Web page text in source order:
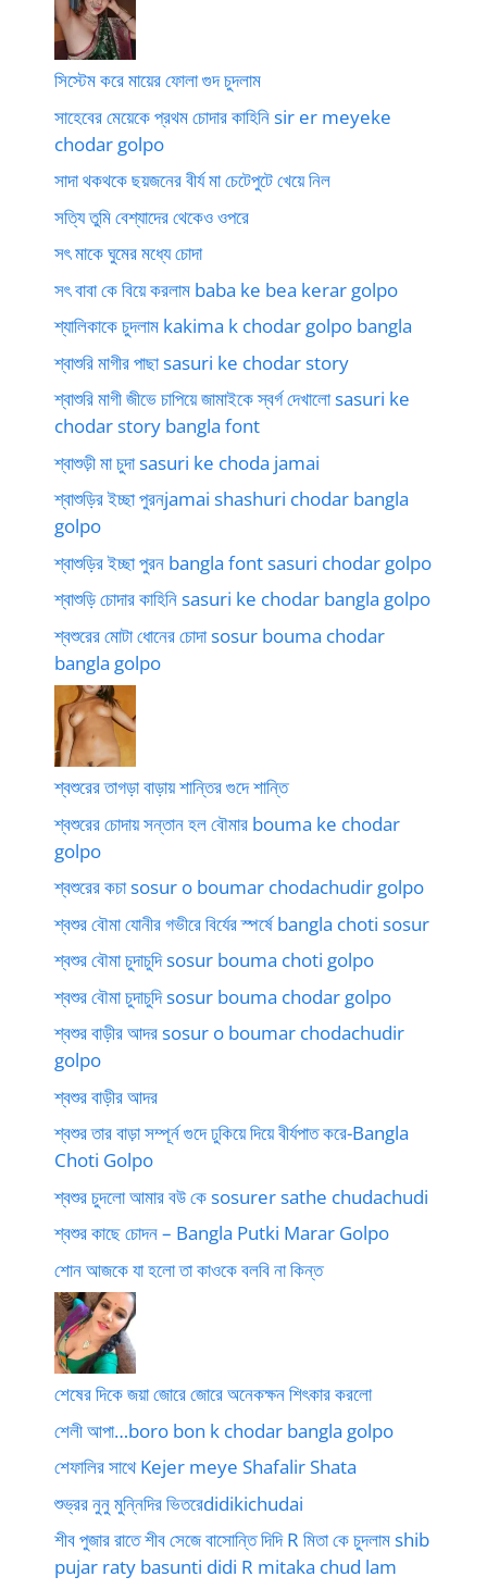
সিস্টেম করে মায়ের ফোলা গুদ চুদলাম
সাহেবের মেয়েকে প্রথম চোদার কাহিনি sir er meyeke
chodar golpo
সাদা থকথকে ছয়জনের বীর্য মা চেটেপুটে খেয়ে নিল
সত্যি তুমি বেশ্যাদের থেকেও ওপরে
সৎ মাকে ঘুমের মধ্যে চোদা
সৎ বাবা কে বিয়ে করলাম baba ke bea kerar golpo
শ্যালিকাকে চুদলাম kakima k chodar golpo bangla
শ্বাশুরি মাগীর পাছা sasuri ke chodar story
শ্বাশুরি মাগী জীভে চাপিয়ে জামাইকে স্বর্গ দেখালো sasuri ke
chodar story bangla font
শ্বাশুড়ী মা চুদা sasuri ke choda jamai
শ্বাশুড়ির ইচ্ছা পুরনjamai shashuri chodar bangla
golpo
শ্বাশুড়ির ইচ্ছা পুরন bangla font sasuri chodar golpo
শ্বাশুড়ি চোদার কাহিনি sasuri ke chodar bangla golpo
শ্বশুরের মোটা ধোনের চোদা sosur bouma chodar
bangla golpo
শ্বশুরের তাগড়া বাড়ায় শান্তির গুদে শান্তি
শ্বশুরের চোদায় সন্তান হল বৌমার bouma ke chodar
golpo
শ্বশুরের কচা sosur o boumar chodachudir golpo
শ্বশুর বৌমা যোনীর গভীরে বির্যের স্পর্ষে bangla choti sosur
শ্বশুর বৌমা চুদাচুদি sosur bouma choti golpo
শ্বশুর বৌমা চুদাচুদি sosur bouma chodar golpo
শ্বশুর বাড়ীর আদর sosur o boumar chodachudir
golpo
শ্বশুর বাড়ীর আদর
শ্বশুর তার বাড়া সম্পূর্ন গুদে ঢুকিয়ে দিয়ে বীর্যপাত করে-Bangla
Choti Golpo
শ্বশুর চুদলো আমার বউ কে sosurer sathe chudachudi
শ্বশুর কাছে চোদন – Bangla Putki Marar Golpo
শোন আজকে যা হলো তা কাওকে বলবি না কিন্ত
শেষের দিকে জয়া জোরে জোরে অনেকক্ষন শিৎকার করলো
শেলী আপা…boro bon k chodar bangla golpo
শেফালির সাথে Kejer meye Shafalir Shata
শুভ্রর নুনু মুন্নিদির ভিতরেdidikichudai
শীব পুজার রাতে শীব সেজে বাসোন্তি দিদি R মিতা কে চুদলাম shib
pujar raty basunti didi R mitaka chud lam